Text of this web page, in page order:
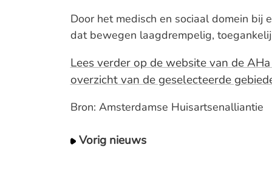
Door het medisch en sociaal domein bij
dat bewegen laagdrempelig,
Lees verder op de website van de
overzicht van de geselecteerde
Bron: Amsterdamse Huisartsenalliantie
Vorig nieuws